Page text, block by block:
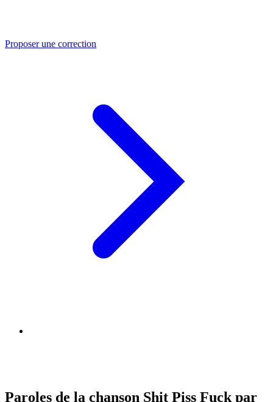
Proposer une correction
Paroles de la chanson Shit Piss Fuck par